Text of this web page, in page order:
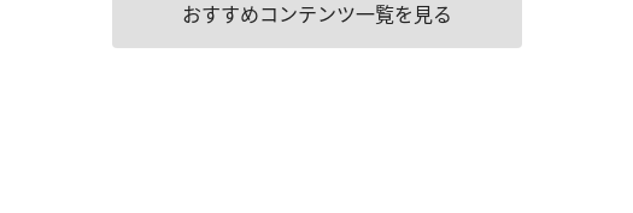
おすすめコンテンツ一覧を見る